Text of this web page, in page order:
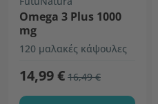
Omega 3 Plus 1000
mg
120 μαλακές κάψουλες
14,99 € 16,49 €